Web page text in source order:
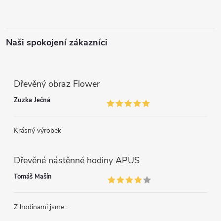
Naši spokojení zákazníci
Dřevěný obraz Flower
Zuzka Ječná
Krásný výrobek
Dřevěné nástěnné hodiny APUS
Tomáš Mašín
Z hodinami jsme...